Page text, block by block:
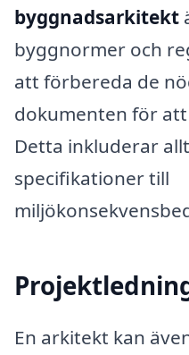
byggnadsarkitekt
byggnormer och
att förbereda de
dokumenten för
Detta inkluderar
specifikationer till
En arkitekt kan